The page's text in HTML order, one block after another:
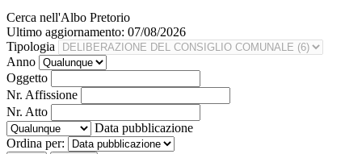
Cerca nell'Albo Pretorio
Ultimo aggiornamento: 07/08/2026
Tipologia
Anno
Oggetto
Nr. Affissione
Nr. Atto
Data pubblicazione
Ordina per: